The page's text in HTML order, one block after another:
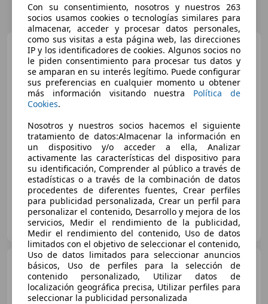
Peugeot 508RXH Full Hybrid
Diésel 200CV
€ 7.400
07/2013 165.500 km
Electro/Gasolina
120 kW (163 CV)
Clidrive Group
ES-28006 MADRID
Peugeot 508 RXH 2.0 HDi
163ch BMP6 + Electric 37ch
Con su consentimiento, nosotros y nuestros 263
socios usamos cookies o tecnologías similares para
almacenar, acceder y procesar datos personales,
como sus visitas a esta página web, las direcciones
IP y los identificadores de cookies. Algunos socios no
le piden consentimiento para procesar tus datos y
se amparan en su interés legítimo. Puede configurar
sus preferencias en cualquier momento u obtener
más información visitando nuestra Política de
Cookies.
Nosotros y nuestros socios hacemos el siguiente
tratamiento de datos:Almacenar la información en
un dispositivo y/o acceder a ella, Analizar
activamente las características del dispositivo para
su identificación, Comprender al público a través de
estadísticas o a través de la combinación de datos
procedentes de diferentes fuentes, Crear perfiles
para publicidad personalizada, Crear un perfil para
personalizar el contenido, Desarrollo y mejora de los
servicios, Medir el rendimiento de la publicidad,
Medir el rendimiento del contenido, Uso de datos
limitados con el objetivo de seleccionar el contenido,
Uso de datos limitados para seleccionar anuncios
básicos, Uso de perfiles para la selección de
contenido personalizado, Utilizar datos de
localización geográfica precisa, Utilizar perfiles para
seleccionar la publicidad personalizada